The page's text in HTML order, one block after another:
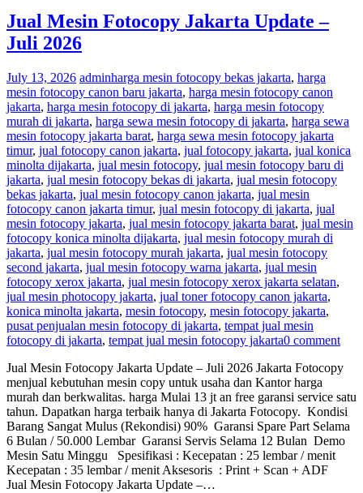
Jual Mesin Fotocopy Jakarta Update –
Juli 2026
July 13, 2026 adminharga mesin fotocopy bekas jakarta, harga
mesin fotocopy canon baru jakarta, harga mesin fotocopy canon
jakarta, harga mesin fotocopy di jakarta, harga mesin fotocopy
murah di jakarta, harga sewa mesin fotocopy di jakarta, harga sewa
mesin fotocopy jakarta barat, harga sewa mesin fotocopy jakarta
timur, jual fotocopy canon jakarta, jual fotocopy jakarta, jual konica
minolta dijakarta, jual mesin fotocopy, jual mesin fotocopy baru di
jakarta, jual mesin fotocopy bekas di jakarta, jual mesin fotocopy
bekas jakarta, jual mesin fotocopy canon jakarta, jual mesin
fotocopy canon jakarta timur, jual mesin fotocopy di jakarta, jual
mesin fotocopy jakarta, jual mesin fotocopy jakarta barat, jual mesin
fotocopy konica minolta dijakarta, jual mesin fotocopy murah di
jakarta, jual mesin fotocopy murah jakarta, jual mesin fotocopy
second jakarta, jual mesin fotocopy warna jakarta, jual mesin
fotocopy xerox jakarta, jual mesin fotocopy xerox jakarta selatan,
jual mesin photocopy jakarta, jual toner fotocopy canon jakarta,
konica minolta jakarta, mesin fotocopy, mesin fotocopy jakarta,
pusat penjualan mesin fotocopy di jakarta, tempat jual mesin
fotocopy di jakarta, tempat jual mesin fotocopy jakarta0 comment
Jual Mesin Fotocopy Jakarta Update – Juli 2026 Jakarta Fotocopy
menjual kebutuhan mesin copy untuk usaha dan Kantor harga
murah dan berkwalitas. harga Mulai 13 jt an free garansi service satu
tahun. Dapatkan harga terbaik hanya di Jakarta Fotocopy. Kondisi
Barang Sangat Mulus (Rekondisi) 90% Garansi Spare Part Selama
6 Bulan / 50.000 Lembar Garansi Servis Selama 12 Bulan Demo
Mesin Satu Minggu Spesifikasi : Kecepatan : 25 lembar / menit
Kecepatan : 35 lembar / menit Aksesoris : Print + Scan + ADF
Jual Mesin Fotocopy Jakarta Update –…